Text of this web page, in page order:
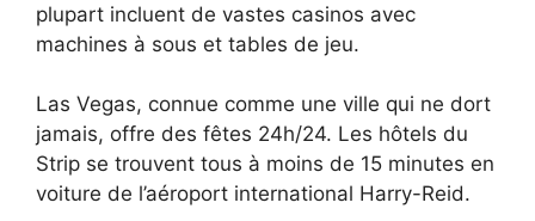
plupart incluent de vastes casinos avec
machines à sous et tables de jeu.
Las Vegas, connue comme une ville qui ne dort
jamais, offre des fêtes 24h/24. Les hôtels du
Strip se trouvent tous à moins de 15 minutes en
voiture de l’aéroport international Harry-Reid.